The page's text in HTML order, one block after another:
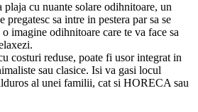
cu nuante solare odihnitoare, un
pregatesc sa intre in pestera par sa se
imagine odihnitoare care te va face sa
costuri reduse, poate fi usor integrat in
sau clasice. Isi va gasi locul
al unei familii, cat si HORECA sau